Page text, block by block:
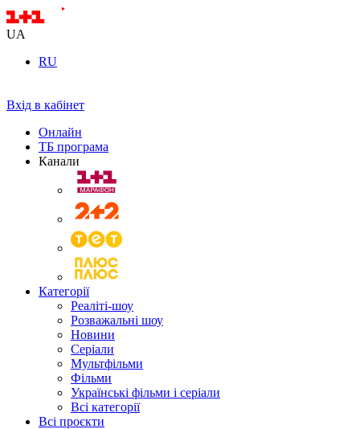
UA
RU
Вхід в кабінет
Онлайн
ТБ програма
Канали
Категорії
Реаліті-шоу
Розважальні шоу
Новини
Серіали
Мультфільми
Фільми
Українські фільми і серіали
Всі категорії
Всі проєкти